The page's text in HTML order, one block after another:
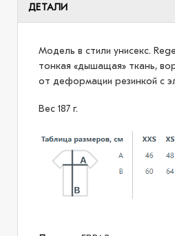
ДЕТАЛИ
Модель в стили унисекс.
тонкая «дышащая» ткань,
от деформации резинкой с
Вес 187 г.